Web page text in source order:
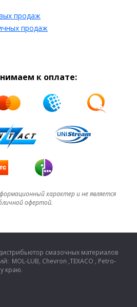
продаж
продаж
к оплате:
характер и не является
офертой.
смазочных материалов
MOL-LUB, Chevron ,TEXACO , Petro-
краю.